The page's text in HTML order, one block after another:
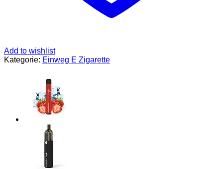
und
Nikotin,
Add to wishlist
Kategorie: Einweg E Zigarette